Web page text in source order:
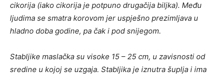
cikorija (iako cikorija je potpuno drugačija biljka). Među
ljudima se smatra korovom jer uspješno prezimljava u
hladno doba godine, pa čak i pod snijegom.
Stabljike maslačka su visoke 15 – 25 cm, u zavisnosti od
sredine u kojoj se uzgaja. Stabljika je iznutra šuplja i ima